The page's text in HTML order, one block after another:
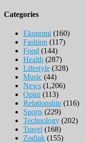
Categories
Ekonomi (160)
Fashion (117)
Food (144)
Health (287)
Lifestyle (328)
Music (44)
News (1,206)
Opini (113)
Relationship (116)
Sports (229)
Technology (202)
Travel (168)
Zodiak (155)